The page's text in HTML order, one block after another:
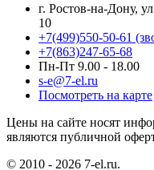
г. Ростов-на-Дону,
10
+7(499)550-50-61
+7(863)247-65-68
Пн-Пт 9.00 - 18.00
s-e@7-el.ru
Посмотреть на карте
Цены на сайте носят
являются публичной
© 2010 - 2026 7-el.ru.